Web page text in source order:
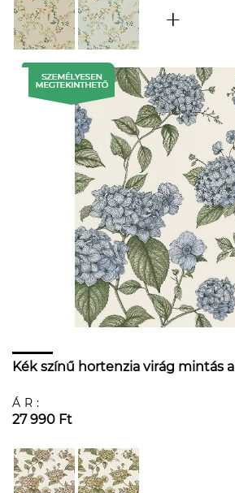
Kék színű hortenzia virág mintás
ÁR:
27 990 Ft